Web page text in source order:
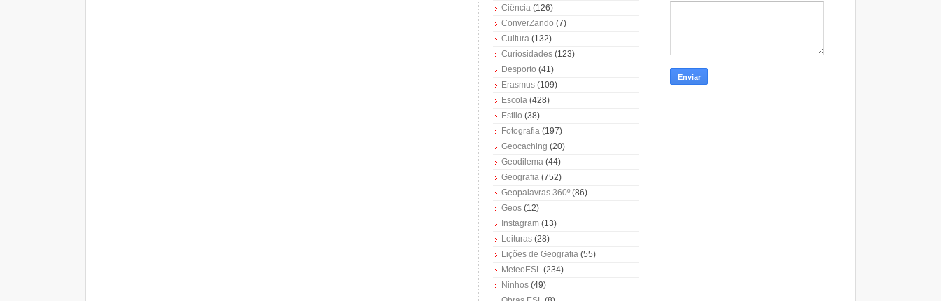
Ciência (126)
ConverZando (7)
Cultura (132)
Curiosidades (123)
Desporto (41)
Erasmus (109)
Escola (428)
Estilo (38)
Fotografia (197)
Geocaching (20)
Geodilema (44)
Geografia (752)
Geopalavras 360º (86)
Geos (12)
Instagram (13)
Leituras (28)
Lições de Geografia (55)
MeteoESL (234)
Ninhos (49)